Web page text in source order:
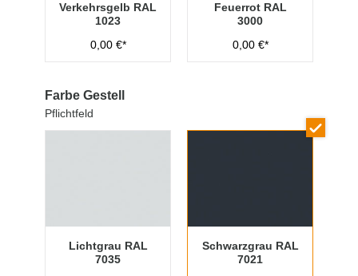
Verkehrsgelb RAL
1023
0,00 €*
Feuerrot RAL
3000
0,00 €*
Farbe Gestell
Pflichtfeld
Lichtgrau RAL
7035
Schwarzgrau RAL
7021